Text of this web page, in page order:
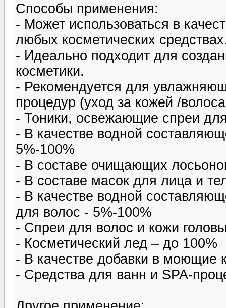
Способы применения:
- Может использоваться в
любых косметических
- Идеально подходит для
косметики.
- Рекомендуется для
процедур (уход за кожей /
- Тоники, освежающие спреи
- В качестве водной
5%-100%
- В составе очищающих
- В составе масок для лица и
- В качестве водной
для волос - 5%-100%
- Спреи для волос и кожи
- Косметический лед – до 100%
- В качестве добавки в
- Средства для ванн и SPA-